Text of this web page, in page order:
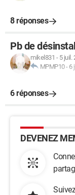
8 réponses
Pb de
mikel831 - 5 juil.
MPMP10- 6
6 réponses
DEVENEZ